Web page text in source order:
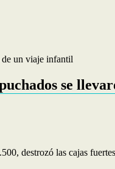
de un viaje infantil
se
destrozó las cajas